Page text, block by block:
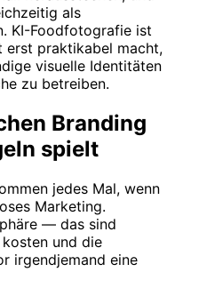
als
KI-Foodfotografie ist
erst praktikabel macht,
visuelle Identitäten
zu betreiben.
Branding
spielt
jedes Mal, wenn
Marketing.
— das sind
und die
irgendjemand eine